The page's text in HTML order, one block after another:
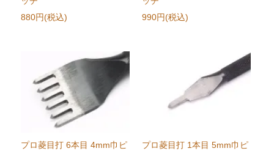
880円(税込)
990円(税込)
プロ菱目打 6本目 4mm巾ピ
プロ菱目打 1本目 5mm巾ピ